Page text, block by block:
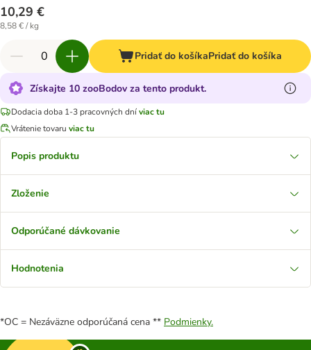
10,29 €
8,58 € / kg
Pridať do košíkaPridať do košíka
Získajte 10 zooBodov za tento produkt.
Dodacia doba 1-3 pracovných dníviac tu
Vrátenie tovaru viac tu
Popis produktu
Zloženie
Odporúčané dávkovanie
Hodnotenia
*OC = Nezáväzne odporúčaná cena ** Podmienky.